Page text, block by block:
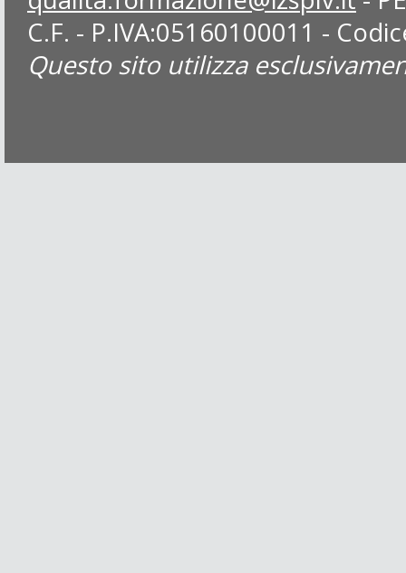
C.F. - P.IVA:05160100011 -
Questo sito utilizza